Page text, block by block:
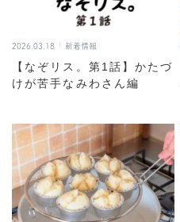
2026.03.18 新着情報
【なぞリス。第1話】かたづ
けが苦手なみわさん編